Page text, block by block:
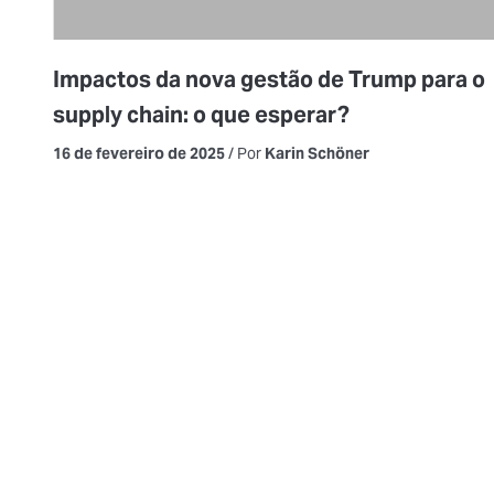
Impactos da nova gestão de Trump para o
supply chain: o que esperar?
16 de fevereiro de 2025/ Por Karin Schöner